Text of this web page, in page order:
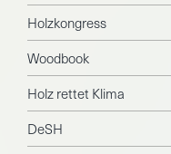
Holzkongress
Woodbook
Holz rettet Klima
DeSH